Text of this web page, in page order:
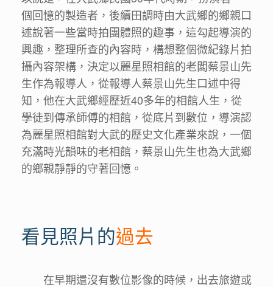
個回憶的製造者，後續田調時由大武鄉的鄉親口
述說著一些當時拍團體照的趣事，這勾起導演的
興趣，整理所查的內容時，構想整個微紀錄片拍
攝內容架構，決定以麗星照相館的老闆蔡景山先
生作為報導人，從報導人蔡景山先生口述中得
知，他在大武鄉經歷近40多年的相館人生，從
學徒到傳承師傅的相館，從底片到數位，導演認
為麗星照相館對大武的歷史文化產業來說，一個
充滿時光韻味的老相館，蔡景山先生也為大武鄉
的鄉親靜靜的守著回憶。
看見照片的過去
在早期還沒有數位影像的時候，出去旅遊或